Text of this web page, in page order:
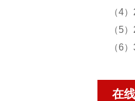
（4
（5
（6
在